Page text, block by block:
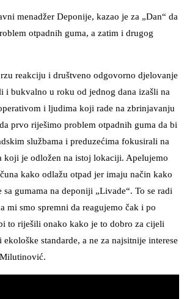
menadžer Deponije, kazao je za „Dan“ da
otpadnih guma, a zatim i drugog
reakciju i društveno odgovorno djelovanje
i bukvalno u roku od jednog dana izašli na
i ljudima koji rade na zbrinjavanju
prvo riješimo problem otpadnih guma da bi
službama i preduzećima fokusirali na
koji je odložen na istoj lokaciji. Apelujemo
kako odlažu otpad jer imaju način kako
gumama na deponiji „Livade“. To se radi
mi smo spremni da reagujemo čak i po
to riješili onako kako je to dobro za cijeli
standarde, a ne za najsitnije interese